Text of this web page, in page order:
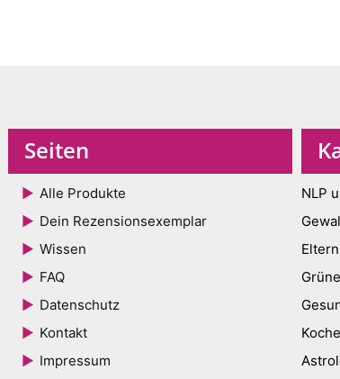
Seiten
Alle Produkte
Dein Rezensionsexemplar
Wissen
FAQ
Datenschutz
Kontakt
Impressum
NLP